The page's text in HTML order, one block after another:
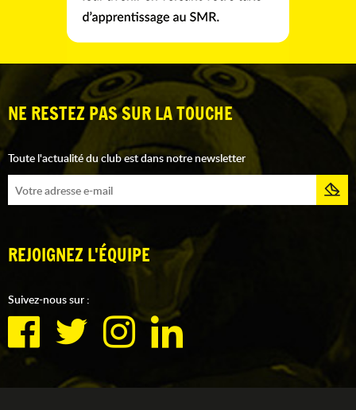
NE RESTEZ PAS SUR LA TOUCHE
Toute l'actualité du club est dans notre newsletter
REJOIGNEZ L'ÉQUIPE
Suivez-nous sur :